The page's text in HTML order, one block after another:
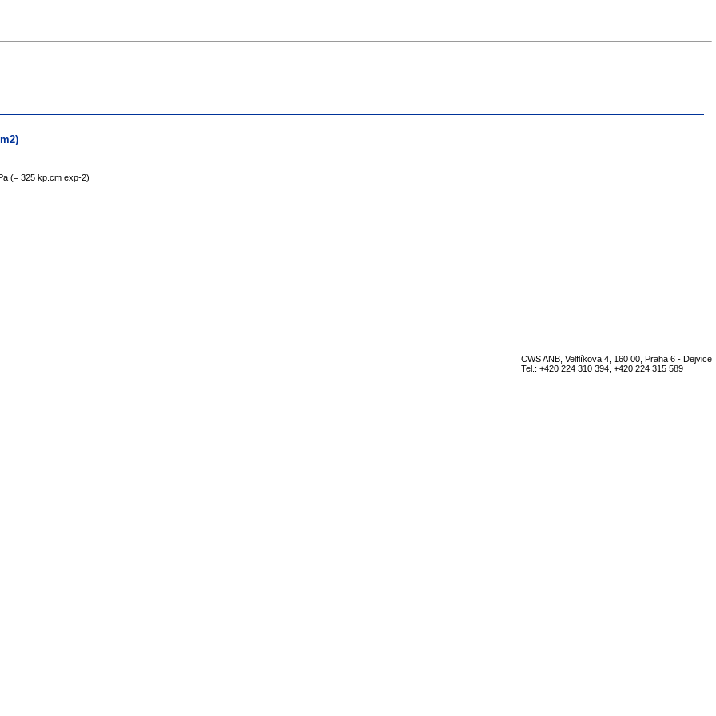
(= 325 kp.cm exp-2)
CWS ANB, Velflíkova 4, 160 00, Praha 6 - Dejvice
Tel.: +420 224 310 394, +420 224 315 589